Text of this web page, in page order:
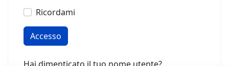
Ricordami
Accesso